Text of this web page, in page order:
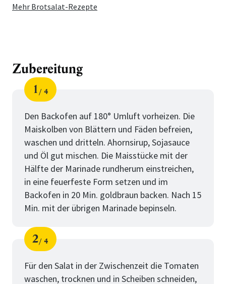
Mehr Brotsalat-Rezepte
Zubereitung
Schritt
1
von
4
Den Backofen auf 180° Umluft vorheizen. Die
Maiskolben von Blättern und Fäden befreien,
waschen und dritteln. Ahornsirup, Sojasauce
und Öl gut mischen. Die Maisstücke mit der
Hälfte der Marinade rundherum einstreichen,
in eine feuerfeste Form setzen und im
Backofen in 20 Min. goldbraun backen. Nach 15
Min. mit der übrigen Marinade bepinseln.
Schritt
2
von
4
Für den Salat in der Zwischenzeit die Tomaten
waschen, trocknen und in Scheiben schneiden,